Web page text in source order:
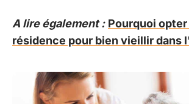
A lire également : Pourquoi
résidence pour bien vieillir dans